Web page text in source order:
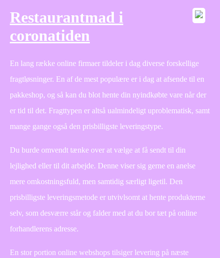
Restaurantmad i
coronatiden
En lang række online firmaer tildeler i dag diverse forskellige
fragtløsninger. En af de mest populære er i dag at afsende til en
pakkeshop, og så kan du blot hente din nyindkøbte vare når der
er tid til det. Fragttypen er altså ualmindeligt uproblematisk, samt
mange gange også den prisbilligste leveringstype.
Du burde omvendt tænke over at vælge at få sendt til din
lejlighed eller til dit arbejde. Denne viser sig gerne en anelse
mere omkostningsfuld, men samtidig særligt ligetil. Den
prisbilligste leveringsmetode er utvivlsomt at hente produkterne
selv, som desværre står og falder med at du bor tæt på online
forhandlerens adresse.
En stor portion online webshops tilsiger levering på næste